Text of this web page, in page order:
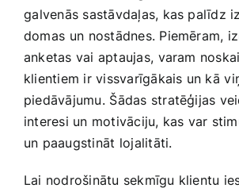
⁢galvenās sastāvdaļas, kas ​palīdz‍
domas⁣ un⁢ nostādnes. Piemēram,
anketas vai aptaujas, ⁤varam
klientiem​ ir vissvarīgākais un kā
piedāvājumu. ⁤Šādas stratēģijas
interesi un motivāciju, kas var​
un paaugstināt ⁢lojalitāti.
Lai nodrošinātu sekmīgu​ klientu